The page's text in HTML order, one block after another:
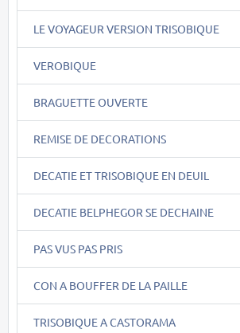
LE VOYAGEUR VERSION TRISOBIQUE
VEROBIQUE
BRAGUETTE OUVERTE
REMISE DE DECORATIONS
DECATIE ET TRISOBIQUE EN DEUIL
DECATIE BELPHEGOR SE DECHAINE
PAS VUS PAS PRIS
CON A BOUFFER DE LA PAILLE
TRISOBIQUE A CASTORAMA